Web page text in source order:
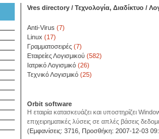
Vres directory / Τεχνολογία, Διαδίκτυο /
Anti-Virus (7)
Linux (17)
Γραμματοσειρές (7)
Εταιρείες Λογισμικού (582)
Ιατρικό Λογισμικό (26)
Τεχνικό Λογισμικό (25)
Orbit software
Η εταιρία κατασκευάζει και υποστηρίζει
επιχειρηματικές λύσεις σε απλές βάσεις
(Εμφανίσεις: 3716, Προσθήκη: 2007-12-03